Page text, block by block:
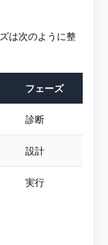
は次のように整
フェーズ
診断
設計
実行